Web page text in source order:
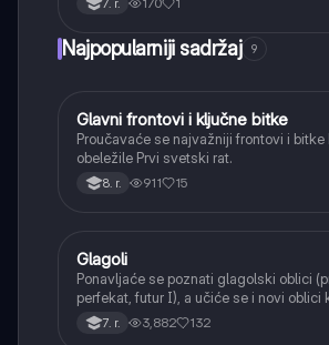
7. r.
Najpopularniji sadržaj 9
Istorija
Glavni frontovi i ključne bitke
Proučavaće se najvažniji frontovi i bitke
obeležile Prvi svetski rat.
8. r. 911 15
Srpski jezik
Glagoli
Ponavljaće se poznati glagolski oblici
perfekat, futur I), a učiće se i novi oblici
aorist, imperfekat, pluskvamperfekat,
glagolski prilozi i pridevi.
7. r. 3,882 132